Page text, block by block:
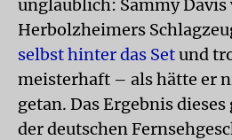
unglaublich: Sammy Davis
Herbolzheimers
selbst hinter das Setund
meisterhaft – als hätte er
getan. Das Ergebnis
der deutschen